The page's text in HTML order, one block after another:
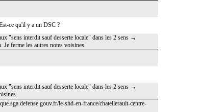
ce qu'il y a un DSC ?
"sens interdit sauf desserte locale" dans les 2 sens →
Je ferme les autres notes voisines.
"sens interdit sauf desserte locale" dans les 2 sens →
le-shd-en-france/chatellerault-centre-